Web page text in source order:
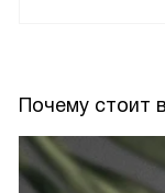
Почему стоит